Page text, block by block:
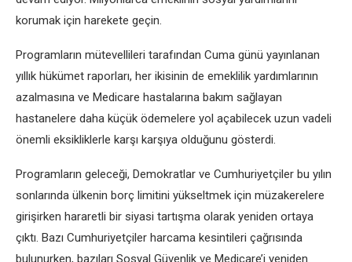
korumak için harekete geçin.
Programların mütevellileri tarafından Cuma günü yayınlanan
yıllık hükümet raporları, her ikisinin de emeklilik yardımlarının
azalmasına ve Medicare hastalarına bakım sağlayan
hastanelere daha küçük ödemelere yol açabilecek uzun vadeli
önemli eksikliklerle karşı karşıya olduğunu gösterdi.
Programların geleceği, Demokratlar ve Cumhuriyetçiler bu yılın
sonlarında ülkenin borç limitini yükseltmek için müzakerelere
girişirken hararetli bir siyasi tartışma olarak yeniden ortaya
çıktı. Bazı Cumhuriyetçiler harcama kesintileri çağrısında
bulunurken, bazıları Sosyal Güvenlik ve Medicare’i yeniden